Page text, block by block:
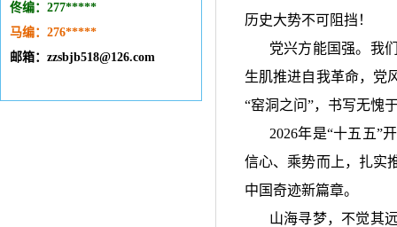
佟编：277*****
马编：276*****
邮箱：zzsbjb518@126.com
历史大势不可阻挡！
党兴方能国强。我
生肌推进自我革命，党
“窑洞之问”，书写无愧
2026年是“十五五”
信心、乘势而上，扎实
中国奇迹新篇章。
山海寻梦，不觉其